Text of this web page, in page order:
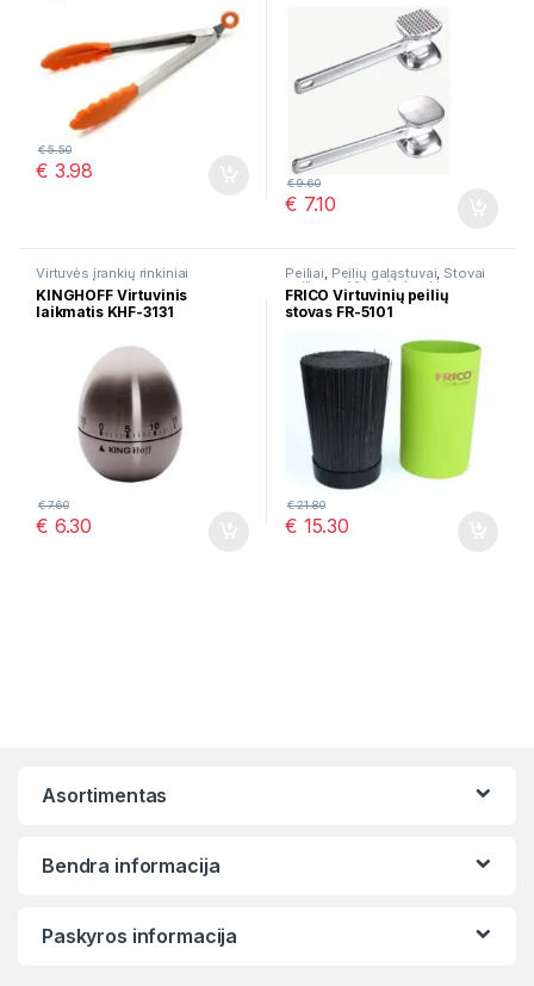
€ 3.98
€5.50
€ 7.10
€9.60
Virtuvės įrankių rinkiniai
KINGHOFF Virtuvinis
laikmatis KHF-3131
€ 6.30
€7.60
Peiliai, Peilių galąstuvai, Stovai
peiliams,Virtuvės įrankių
rinkiniai
FRICO Virtuvinių peilių
stovas FR-5101
€ 15.30
€21.80
Asortimentas
Bendra informacija
Paskyros informacija